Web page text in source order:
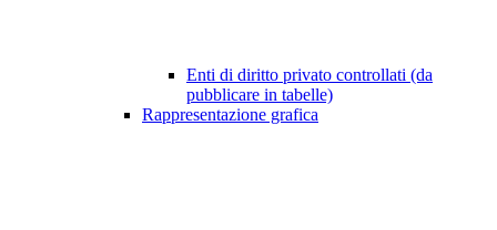
Enti di diritto privato controllati (da
pubblicare in tabelle)
Rappresentazione grafica